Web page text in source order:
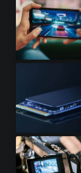
SSD卡​